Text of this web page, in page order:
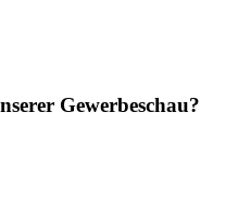
Gewerbeschau?